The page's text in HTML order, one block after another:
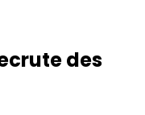
des